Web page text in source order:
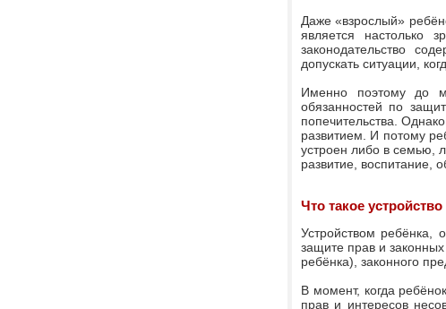
Даже «взрослый»
является настолько
законодательство
допускать ситуации,
Именно поэтому до
обязанностей по
попечительства.
развитием. И потому
устроен либо в семью,
развитие, воспитание,
Что такое устройство
Устройством ребёнка,
защите прав и
ребёнка), законного
В момент, когда
прав и интересов